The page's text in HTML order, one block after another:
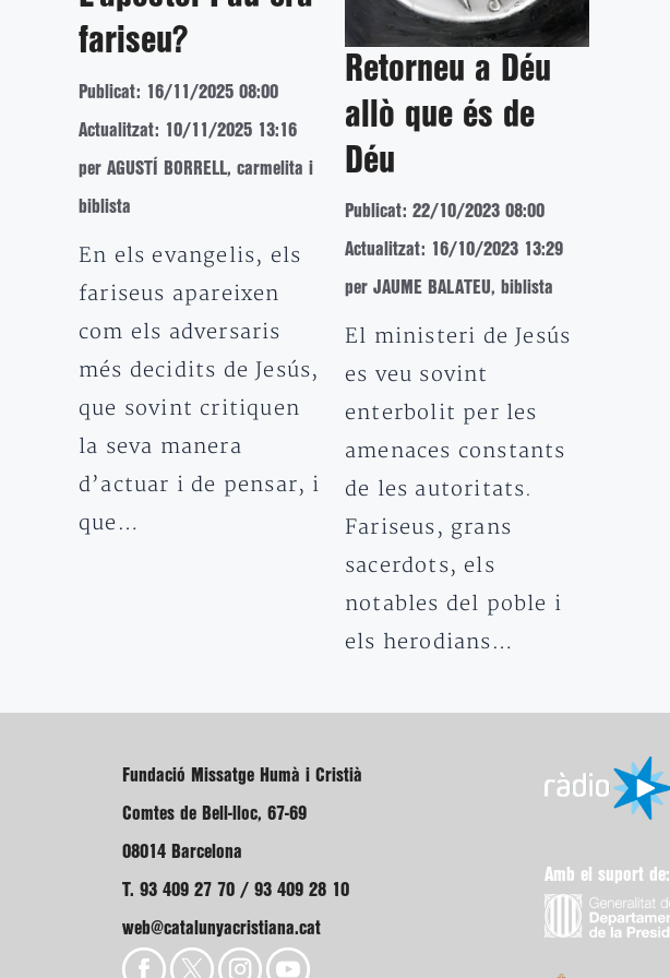
fariseu?
Publicat: 16/11/2025 08:00
Actualitzat: 10/11/2025 13:16
per AGUSTÍ BORRELL, carmelita i
biblista
En els evangelis, els
fariseus apareixen
com els adversaris
més decidits de Jesús,
que sovint critiquen
la seva manera
d’actuar i de pensar, i
que…
Retorneu a Déu
allò que és de
Déu
Publicat: 22/10/2023 08:00
Actualitzat: 16/10/2023 13:29
per JAUME BALATEU, biblista
El ministeri de Jesús
es veu sovint
enterbolit per les
amenaces constants
de les autoritats.
Fariseus, grans
sacerdots, els
notables del poble i
els herodians…
Fundació Missatge Humà i Cristià
Comtes de Bell-lloc, 67-69
08014 Barcelona
T. 93 409 27 70 / 93 409 28 10
web@catalunyacristiana.cat
Amb el suport de: